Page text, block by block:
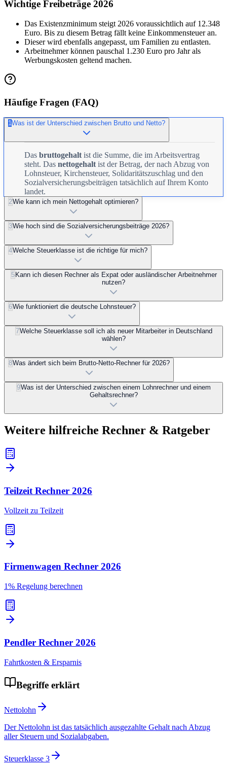
Wichtige Freibeträge 2026
Das Existenzminimum steigt 2026 voraussichtlich auf 12.348
Euro. Bis zu diesem Betrag fällt keine Einkommensteuer an.
Dieser wird ebenfalls angepasst, um Familien zu entlasten.
Arbeitnehmer können pauschal 1.230 Euro pro Jahr als
Werbungskosten geltend machen.
Häufige Fragen (FAQ)
1Was ist der Unterschied zwischen Brutto und Netto?
Das bruttogehalt ist die Summe, die im Arbeitsvertrag
steht. Das nettogehalt ist der Betrag, der nach Abzug von
Lohnsteuer, Kirchensteuer, Solidaritätszuschlag und den
Sozialversicherungsbeiträgen tatsächlich auf Ihrem Konto
landet.
2Wie kann ich mein Nettogehalt optimieren?
3Wie hoch sind die Sozialversicherungsbeiträge 2026?
4Welche Steuerklasse ist die richtige für mich?
5Kann ich diesen Rechner als Expat oder ausländischer Arbeitnehmer
nutzen?
6Wie funktioniert die deutsche Lohnsteuer?
7Welche Steuerklasse soll ich als neuer Mitarbeiter in Deutschland
wählen?
8Was ändert sich beim Brutto-Netto-Rechner für 2026?
9Was ist der Unterschied zwischen einem Lohnrechner und einem
Gehaltsrechner?
Weitere hilfreiche Rechner & Ratgeber
Teilzeit Rechner 2026
Vollzeit zu Teilzeit
Firmenwagen Rechner 2026
1% Regelung berechnen
Pendler Rechner 2026
Fahrtkosten & Ersparnis
Begriffe erklärt
Nettolohn
Der Nettolohn ist das tatsächlich ausgezahlte Gehalt nach Abzug
aller Steuern und Sozialabgaben.
Steuerklasse 3